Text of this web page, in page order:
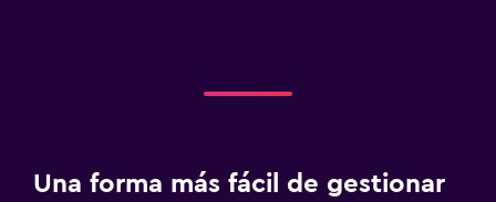
Una forma más fácil de gestionar